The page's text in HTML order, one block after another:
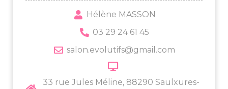
Hélène MASSON
03 29 24 61 45
salon.evolutifs@gmail.com
33 rue Jules Méline, 88290 Saulxures-